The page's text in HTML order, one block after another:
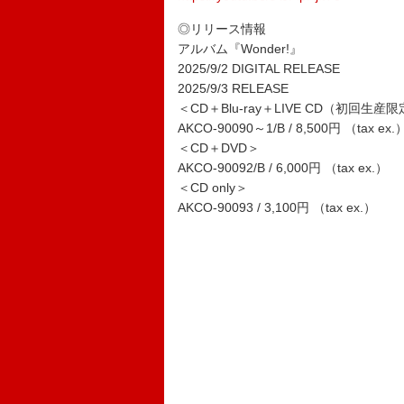
◎リリース情報
アルバム『Wonder!』
2025/9/2 DIGITAL RELEASE
2025/9/3 RELEASE
＜CD＋Blu-ray＋LIVE CD（初回生産限
AKCO-90090～1/B / 8,500円 （tax ex.）
＜CD＋DVD＞
AKCO-90092/B / 6,000円 （tax ex.）
＜CD only＞
AKCO-90093 / 3,100円 （tax ex.）